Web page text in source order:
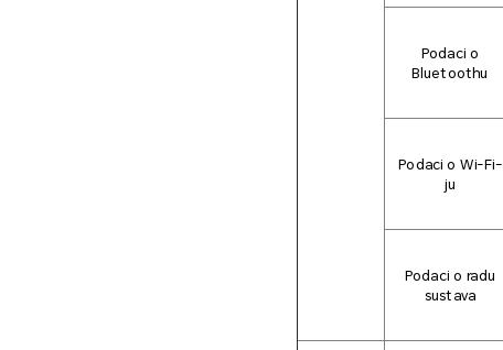
Podaci o
Bluetoothu
Podaci o Wi-Fi-
ju
Podaci o radu
sustava